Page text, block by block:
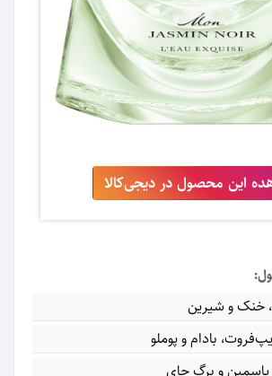
این محصول در دیجی‌کالا
خنک و شیرین
بادام و پوملو
و برگ چای